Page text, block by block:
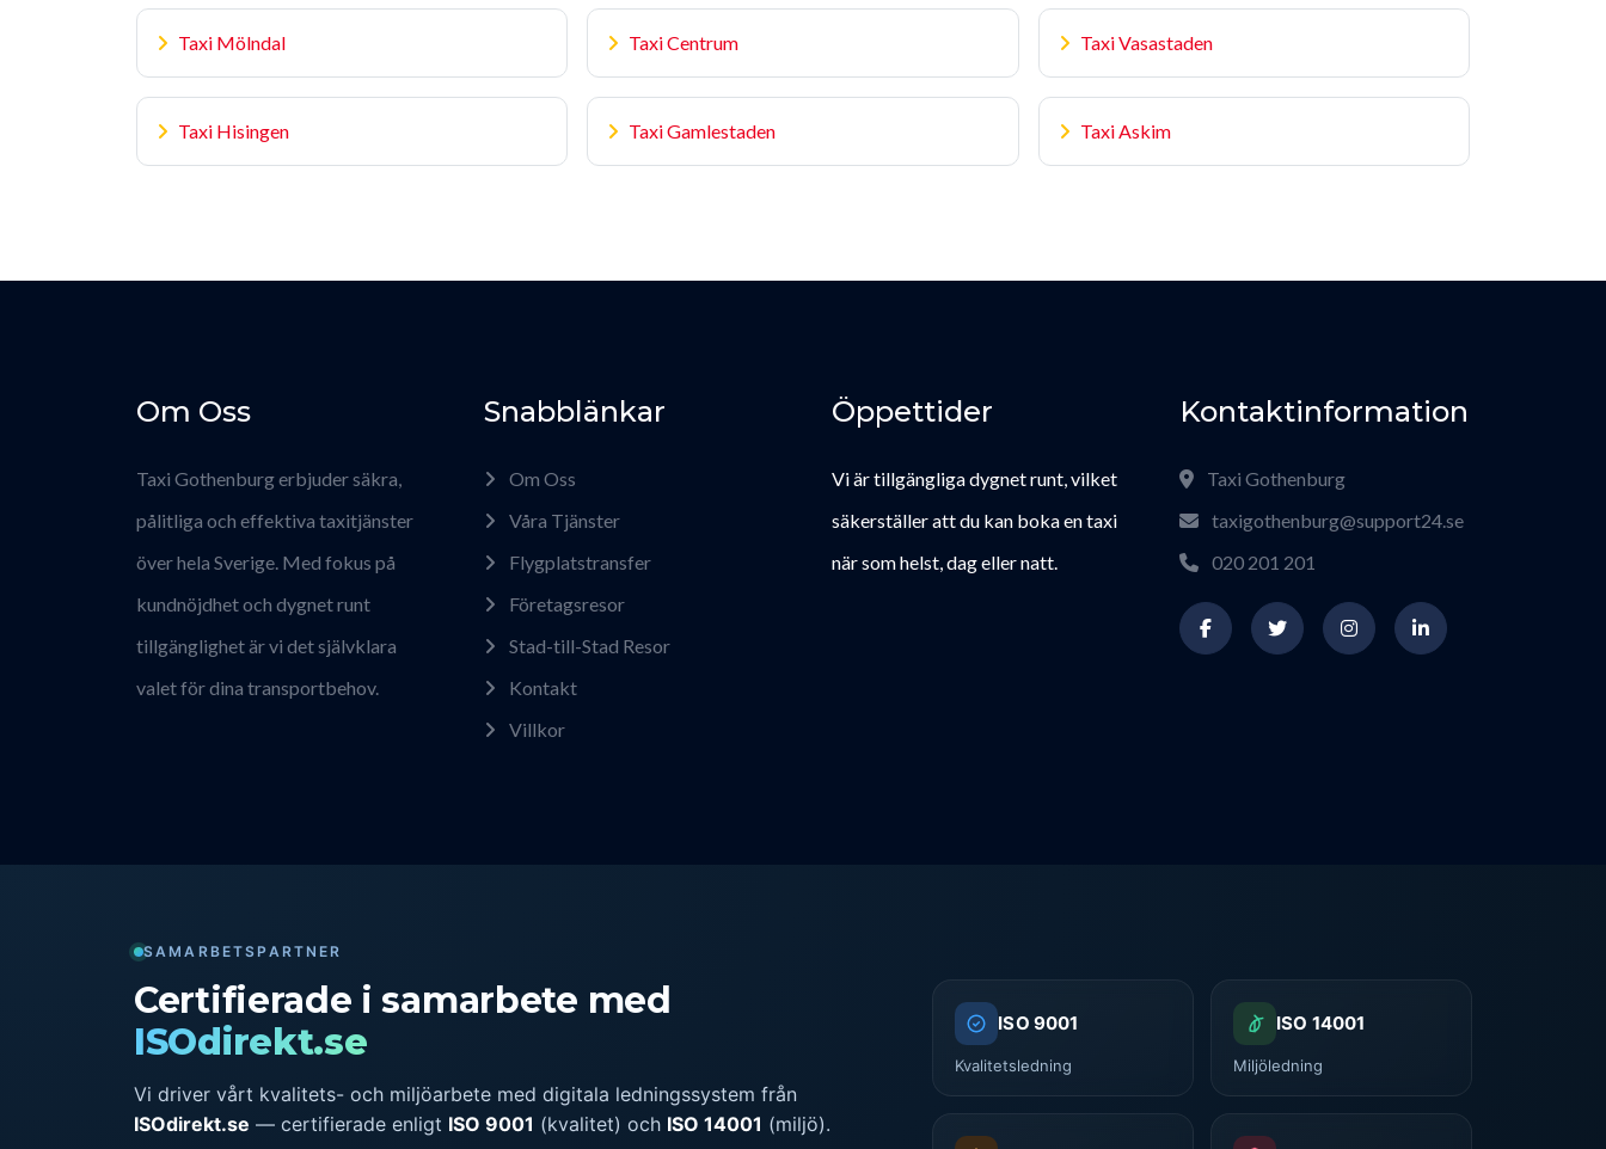
Taxi Mölndal Taxi Centrum Taxi Vasastaden
Taxi Hisingen Taxi Gamlestaden Taxi Askim
Om Oss
Taxi Gothenburg erbjuder säkra,
pålitliga och effektiva taxitjänster
över hela Sverige. Med fokus på
kundnöjdhet och dygnet runt
tillgänglighet är vi det självklara
valet för dina transportbehov.
Snabblänkar
Om Oss
Våra Tjänster
Flygplatstransfer
Företagsresor
Stad-till-Stad Resor
Kontakt
Villkor
Öppettider
Vi är tillgängliga dygnet runt, vilket
säkerställer att du kan boka en taxi
när som helst, dag eller natt.
Kontaktinformation
Taxi Gothenburg
taxigothenburg@support24.se
020 201 201
SAMARBETSPARTNER
Certifierade i samarbete med
ISOdirekt.se
Vi driver vårt kvalitets- och miljöarbete med digitala ledningssystem från
ISOdirekt.se — certifierade enligt ISO 9001 (kvalitet) och ISO 14001 (miljö).
ISO 9001
Kvalitetsledning
ISO 14001
Miljöledning